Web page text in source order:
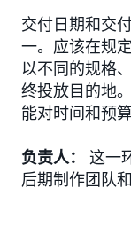
交付日期和交
一。应该在规
以不同的规格
终投放目的地
能对时间和预
负责人：
这一
后期制作团队